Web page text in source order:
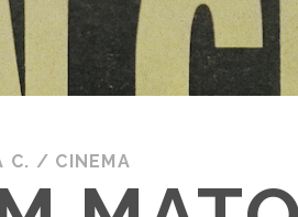
C. / CINEMA